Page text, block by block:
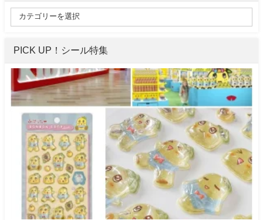
PICK UP！シール特集